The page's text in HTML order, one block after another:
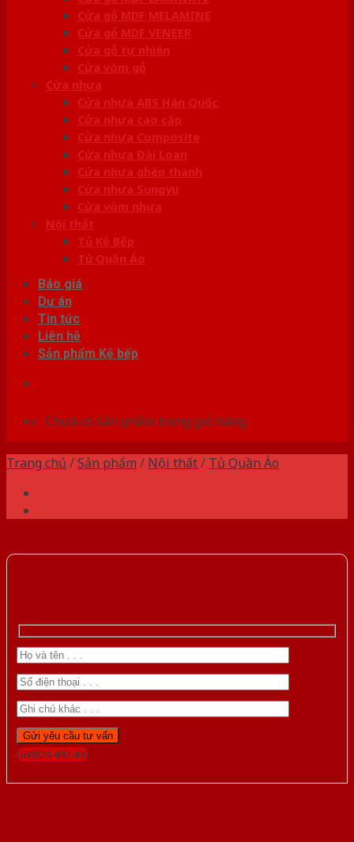
Cửa gỗ MDF MELAMINE
Cửa gỗ MDF VENEER
Cửa gỗ tự nhiên
Cửa vòm gỗ
Cửa nhựa
Cửa nhựa ABS Hàn Quốc
Cửa nhựa cao cấp
Cửa nhựa Composite
Cửa nhựa Đài Loan
Cửa nhựa ghép thanh
Cửa nhựa Sungyu
Cửa vòm nhựa
Nội thất
Tủ Kệ Bếp
Tủ Quần Áo
Báo giá
Dự án
Tin tức
Liên hệ
Sản phẩm Kệ bếp
Chưa có sản phẩm trong giỏ hàng.
Trang chủ /Sản phẩm / Nội thất/ Tủ Quần Áo
Gọi 0824.400.400